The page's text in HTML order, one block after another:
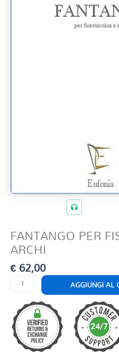
FANTANGO PER
ARCHI
€62,00
FANTANGO
PER
FISARMONICA
ARCHI
quantità
AGGIUNGI AL